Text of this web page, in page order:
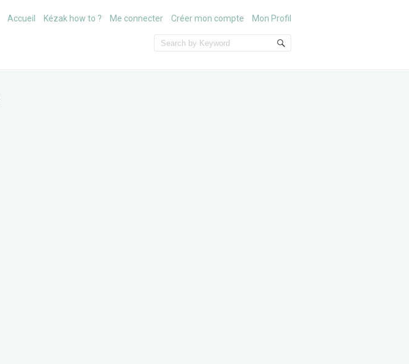
Accueil Kézak how to ? Me connecter Créer mon compte Mon Profil